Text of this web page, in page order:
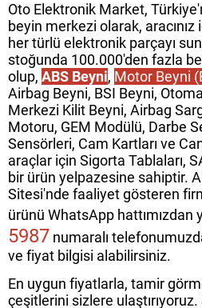
Oto Elektronik Market,
beyin merkezi olarak,
her türlü elektronik parçayı
stoğunda 100.000'den fazla
olup, ABS Beyni, Motor Beyni
Airbag Beyni, BSI Beyni,
Merkezi Kilit Beyni, Airbag
Motoru, GEM Modülü, Darbe
Sensörleri, Cam Kartları ve
araçlar için Sigorta Tablaları,
bir ürün yelpazesine sahiptir.
Sitesi'nde faaliyet gösteren
ürünü WhatsApp hattımızdan
5987 numaralı
ve fiyat bilgisi alabilirsiniz.
En uygun fiyatlarla, tamir
çeşitlerini sizlere